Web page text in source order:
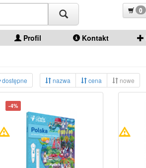
0
Profil Kontakt
dostępne nazwa cena nowe
-4%